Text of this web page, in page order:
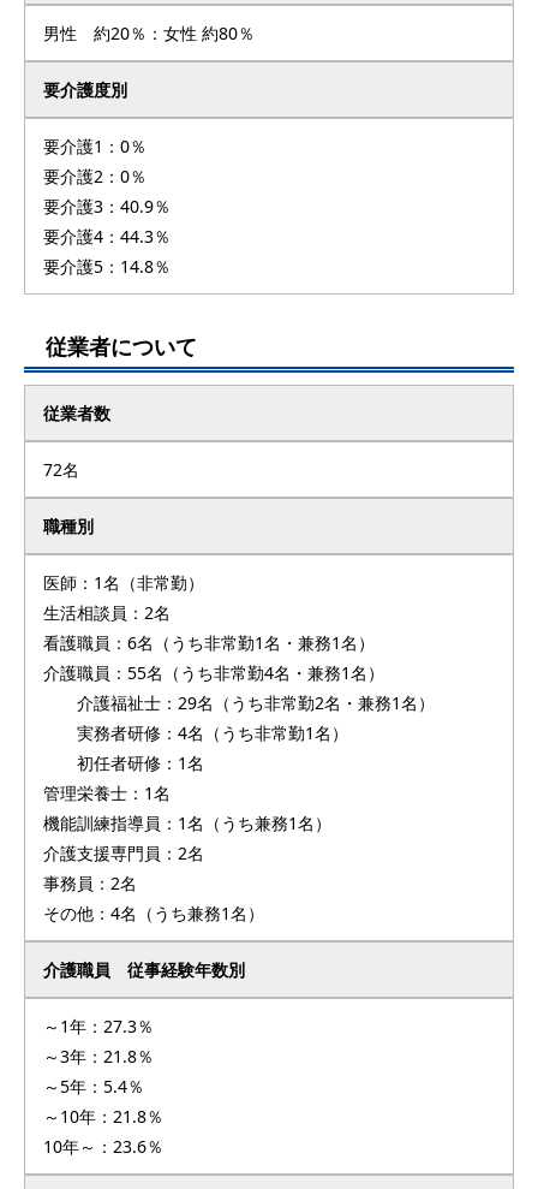
男性 約20％：女性 約80％
要介護度別
要介護1：0％
要介護2：0％
要介護3：40.9％
要介護4：44.3％
要介護5：14.8％
従業者について
従業者数
72名
職種別
医師：1名（非常勤）
生活相談員：2名
看護職員：6名（うち非常勤1名・兼務1名）
介護職員：55名（うち非常勤4名・兼務1名）
介護福祉士：29名（うち非常勤2名・兼務1名）
実務者研修：4名（うち非常勤1名）
初任者研修：1名
管理栄養士：1名
機能訓練指導員：1名（うち兼務1名）
介護支援専門員：2名
事務員：2名
その他：4名（うち兼務1名）
介護職員 従事経験年数別
～1年：27.3％
～3年：21.8％
～5年：5.4％
～10年：21.8％
10年～：23.6％